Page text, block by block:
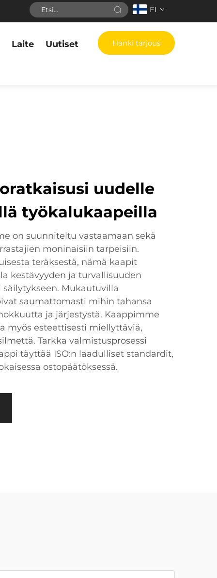
FI
Laite Uutiset Hanki tarjous
uudelle
työkalukaapeilla
on suunniteltu vastaamaan sekä
moninaisiin tarpeisiin.
teräksestä, nämä kaapit
kestävyyden ja turvallisuuden
Mukautuvilla
saumattomasti mihin tahansa
ja järjestystä. Kaappimme
myös esteettisesti miellyttäviä,
Tarkka valmistusprosessi
täyttää ISO:n laadulliset standardit,
ostopäätöksessä.